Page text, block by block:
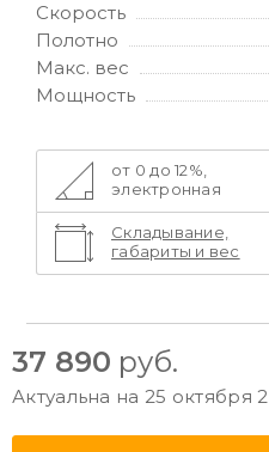
Скорость
Полотно
Макс. вес
Мощность
от 0 до 12%,
электронная
Складывание,
габариты и вес
37 890 руб.
Актуальна на 25 октября